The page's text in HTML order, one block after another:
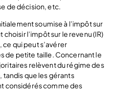
de décision, etc.
soumise à l’impôt sur
l’impôt sur le revenu (IR)
qui peut s’avérer
de petite taille. Concernant le
relèvent du régime des
tandis que les gérants
considérés comme des